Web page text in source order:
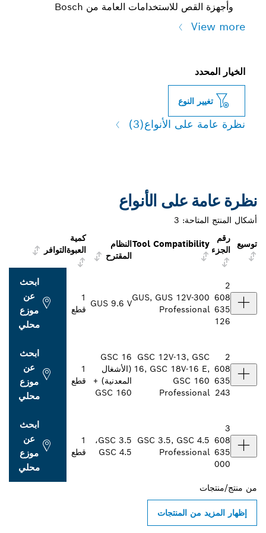
وأجهزة القص للاستخدامات العامة من Bosch
View more
الخيار المحدد
تغيير النوع
نظرة عامة على الأنواع(3)
نظرة عامة على الأنواع
أشكال المنتج المتاحة: 3
توسيع
رقم
الجزء
Tool Compatibilityالنظام
المقترح
كمية
العبوةالتوافر
2
608
635
126
GUS, GUS 12V-300
Professional
GUS 9.6 V
1
قطع
ابحث
عن
موزع
محلي
2
608
635
243
GSC 12V-13, GSC
16, GSC 18V-16 E,
GSC 160
Professional
GSC 16
(الأشغال
المعدنية) +
GSC 160‏
1
قطع
ابحث
عن
موزع
محلي
3
608
635
000
GSC 3.5, GSC 4.5
Professional
GSC 3.5،‏
GSC 4.5
1
قطع
ابحث
عن
موزع
محلي
من منتج/منتجات
إظهار المزيد من المنتجات